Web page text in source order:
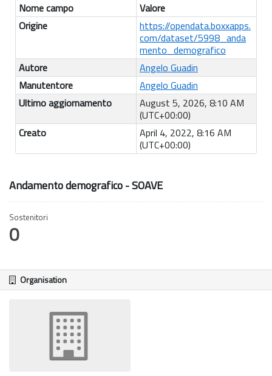
Nome campo
Valore
Origine
https://opendata.boxxapps.
com/dataset/5998_anda
mento_demografico
Autore
Angelo Guadin
Manutentore
Angelo Guadin
Ultimo aggiornamento
August 5, 2026, 8:10 AM
(UTC+00:00)
Creato
April 4, 2022, 8:16 AM
(UTC+00:00)
Andamento demografico - SOAVE
Sostenitori
0
Organisation